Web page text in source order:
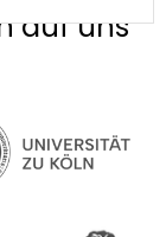
auf uns